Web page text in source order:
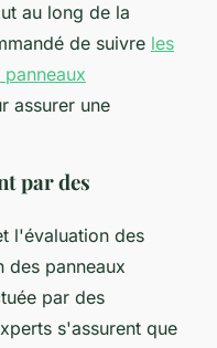
au long de la
de suivre les
assurer une
par des
l'évaluation des
des panneaux
par des
s'assurent que